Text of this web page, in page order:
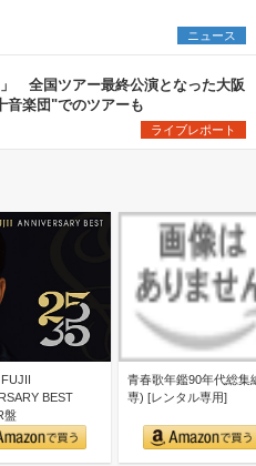
ニュース
全国ツアー最終公演となった大阪
楽団"でのツアーも
ライブレポート
BEST
盤
青春歌年鑑90年代総集
専) [レンタル専用]